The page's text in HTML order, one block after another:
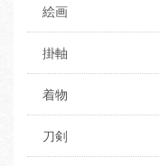
絵画
掛軸
着物
刀剣